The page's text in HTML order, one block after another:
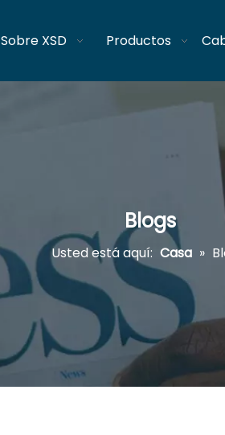
Sobre XSD Productos
Blogs
Usted está aquí: Casa »